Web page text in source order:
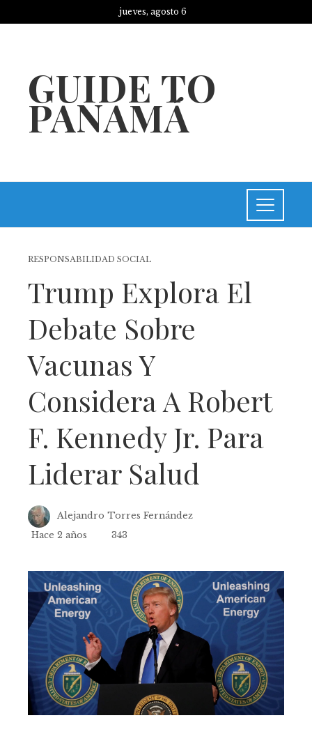
jueves, agosto 6
GUIDE TO
PANAMÁ
RESPONSABILIDAD SOCIAL
Trump Explora El
Debate Sobre
Vacunas Y
Considera A Robert
F. Kennedy Jr. Para
Liderar Salud
Alejandro Torres Fernández
Hace 2 años
343